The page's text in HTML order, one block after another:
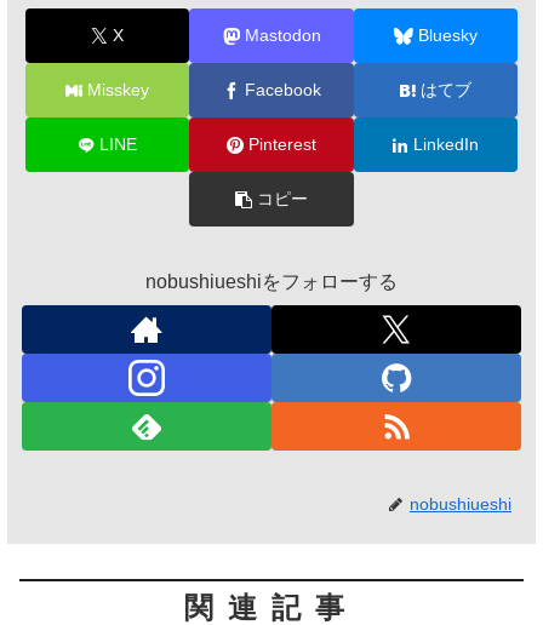
X Mastodon Bluesky
Misskey Facebook はてブ
LINE Pinterest LinkedIn
コピー
nobushiueshiをフォローする
nobushiueshi
関連記事